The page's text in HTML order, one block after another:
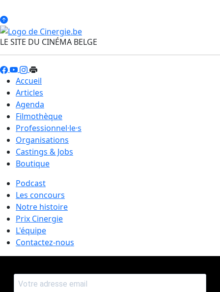
LE SITE DU CINÉMA BELGE
Accueil
Articles
Agenda
Filmothèque
Professionnel·le·s
Organisations
Castings & Jobs
Boutique
Podcast
Les concours
Notre histoire
Prix Cinergie
L'équipe
Contactez-nous